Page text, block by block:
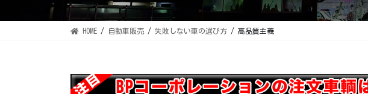
HOME 自動車販売 失敗しない車の選び方 高品質主義